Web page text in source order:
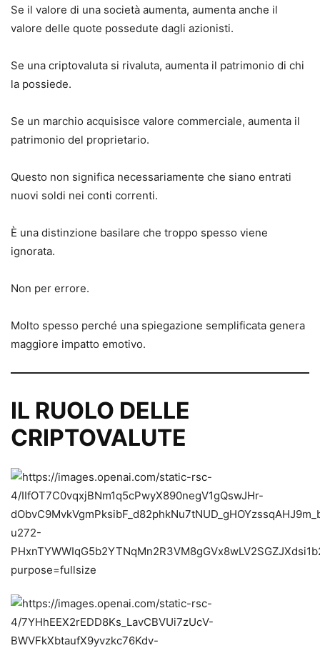
Se il valore di una società aumenta, aumenta anche il
valore delle quote possedute dagli azionisti.
Se una criptovaluta si rivaluta, aumenta il patrimonio di chi
la possiede.
Se un marchio acquisisce valore commerciale, aumenta il
patrimonio del proprietario.
Questo non significa necessariamente che siano entrati
nuovi soldi nei conti correnti.
È una distinzione basilare che troppo spesso viene
ignorata.
Non per errore.
Molto spesso perché una spiegazione semplificata genera
maggiore impatto emotivo.
IL RUOLO DELLE
CRIPTOVALUTE